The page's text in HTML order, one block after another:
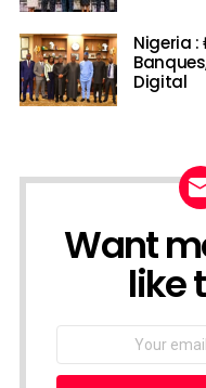
Nigeria :
Digital
NEWSLETTER
Want
like
Email